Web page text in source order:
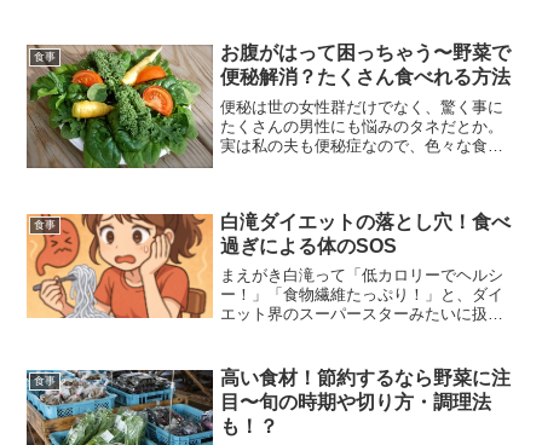
恥ずかしい思いをしないで済みますよ
ね。今回はお子さんと楽...
食事
お腹がはって困っちゃう〜野菜で
便秘解消？たくさん食べれる方法
便秘は世の女性群だけでなく、驚く事に
たくさんの男性にも悩みのタネだとか。
実は私の夫も便秘症なので、色々な食事
解消ブロッコリーまずは便...
食事
白滝ダイエットの落とし穴！食べ
過ぎによる体のSOS
まえがき白滝って「低カロリーでヘルシ
ー！」「食物繊維たっぷり！」と、ダイ
エット界のスーパースターみたいに扱わ
ダイエットの“ウラ側”をのぞいてみましょ
う！結論白滝はダイエ...
食事
高い食材！節約するなら野菜に注
目〜旬の時期や切り方・調理法
も！？